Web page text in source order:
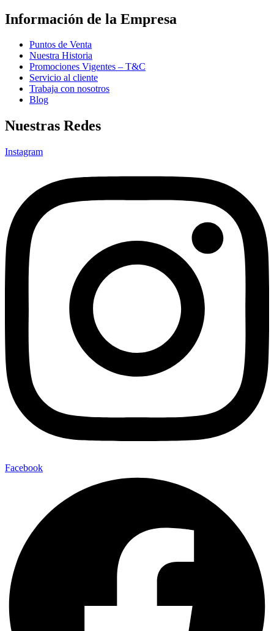
Información de la Empresa
Puntos de Venta
Nuestra Historia
Promociones Vigentes – T&C
Servicio al cliente
Trabaja con nosotros
Blog
Nuestras Redes
Instagram
Facebook